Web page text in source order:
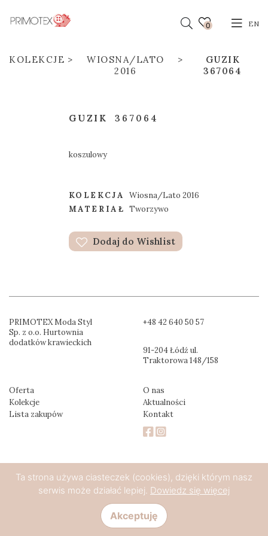
0 EN
KOLEKCJE
WIOSNA/LATO
2016
GUZIK
367064
GUZIK 367064
koszulowy
KOLEKCJA
Wiosna/Lato 2016
MATERIAŁ Tworzywo
Dodaj do Wishlist
PRIMOTEX Moda Styl
Sp. z o.o. Hurtownia
dodatków krawieckich
+48 42 640 50 57
91-204 Łódź ul.
Traktorowa 148/158
Oferta
Kolekcje
Lista zakupów
O nas
Aktualności
Kontakt
Ta strona używa ciasteczek (cookies), dzięki którym nasz
serwis może działać lepiej. Dowiedz się więcej
Akceptuję